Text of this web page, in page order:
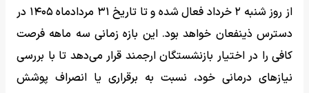
از روز شنبه ۲ خرداد فعال شده و تا تاریخ ۳۱ مردادماه ۱۴۰۵ در
دسترس ذینفعان خواهد بود. این بازه زمانی سه ماهه فرصت
کافی را در اختیار بازنشستگان ارجمند قرار می‌دهد تا با بررسی
نیازهای درمانی خود، نسبت به برقراری یا انصراف پوشش